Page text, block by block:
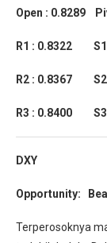
Open : 0.8289
R1 : 0.8322 S1
R2 : 0.8367 S2
R3 : 0.8400 S3
DXY
Opportunity:
Terperosoknya